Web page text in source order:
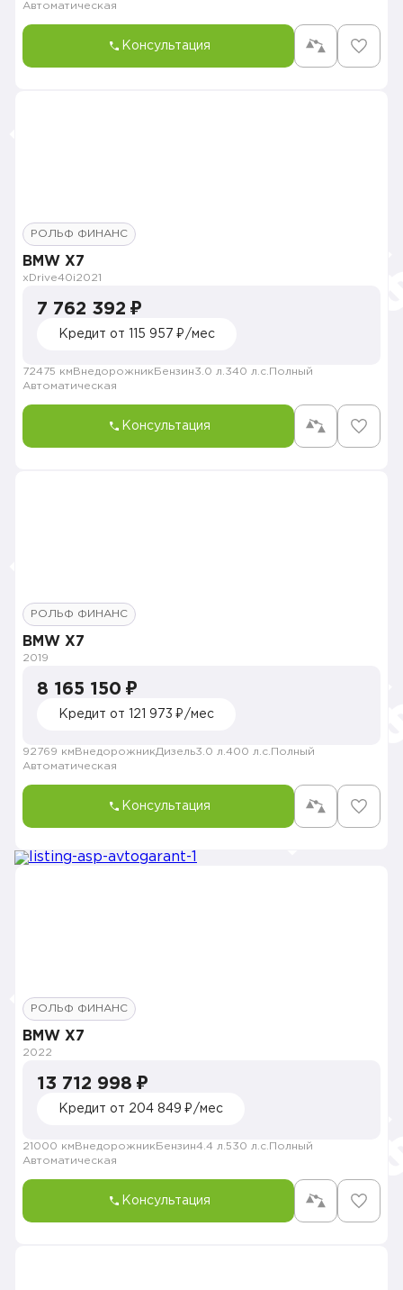
Автоматическая
Консультация
РОЛЬФ ФИНАНС
BMW X7
xDrive40i2021
7 762 392 ₽
Кредит от 115 957 ₽/мес
72475 км Внедорожник Бензин3.0 л. 340 л.с. Полный
Автоматическая
Консультация
РОЛЬФ ФИНАНС
BMW X7
2019
8 165 150 ₽
Кредит от 121 973 ₽/мес
92769 км ВнедорожникДизель3.0 л. 400 л.с. Полный
Автоматическая
Консультация
РОЛЬФ ФИНАНС
BMW X7
2022
13 712 998 ₽
Кредит от 204 849 ₽/мес
21000 км Внедорожник Бензин4.4 л. 530 л.с. Полный
Автоматическая
Консультация